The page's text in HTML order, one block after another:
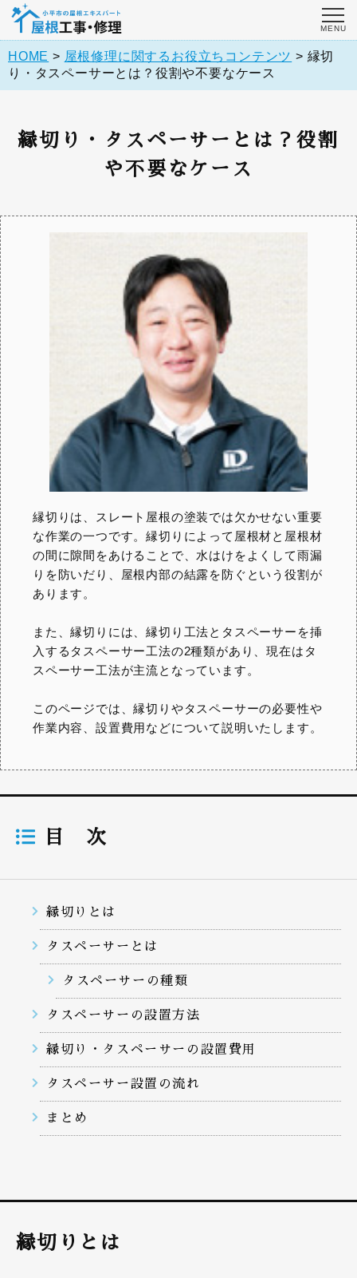
HOME > 屋根修理に関するお役立ちコンテンツ > 縁切
り・タスペーサーとは？役割や不要なケース
縁切り・タスペーサーとは？役割
や不要なケース
縁切りは、スレート屋根の塗装では欠かせない重要
な作業の一つです。縁切りによって屋根材と屋根材
の間に隙間をあけることで、水はけをよくして雨漏
りを防いだり、屋根内部の結露を防ぐという役割が
あります。
また、縁切りには、縁切り工法とタスペーサーを挿
入するタスペーサー工法の2種類があり、現在はタ
スペーサー工法が主流となっています。
このページでは、縁切りやタスペーサーの必要性や
作業内容、設置費用などについて説明いたします。
目 次
縁切りとは
タスペーサーとは
タスペーサーの種類
タスペーサーの設置方法
縁切り・タスペーサーの設置費用
タスペーサー設置の流れ
まとめ
縁切りとは